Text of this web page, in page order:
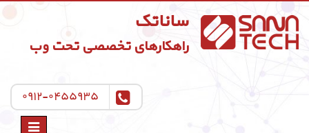
ساناتک
راهکارهای تخصصی تحت وب
۰۹۱۲-۰۴۵۵۹۳۵
Toggle